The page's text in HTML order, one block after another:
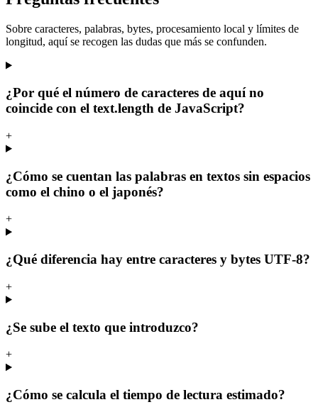
Sobre caracteres, palabras, bytes, procesamiento local y límites de
longitud, aquí se recogen las dudas que más se confunden.
¿Por qué el número de caracteres de aquí no
coincide con el text.length de JavaScript?
+
¿Cómo se cuentan las palabras en textos sin espacios
como el chino o el japonés?
+
¿Qué diferencia hay entre caracteres y bytes UTF-8?
+
¿Se sube el texto que introduzco?
+
¿Cómo se calcula el tiempo de lectura estimado?